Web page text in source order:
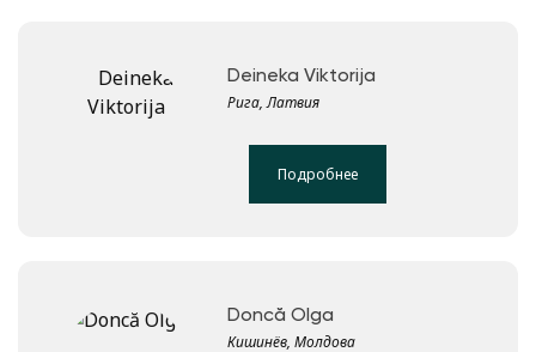
Deineka Viktorija
Рига, Латвия
Подробнее
Doncă Olga
Кишинёв, Молдова